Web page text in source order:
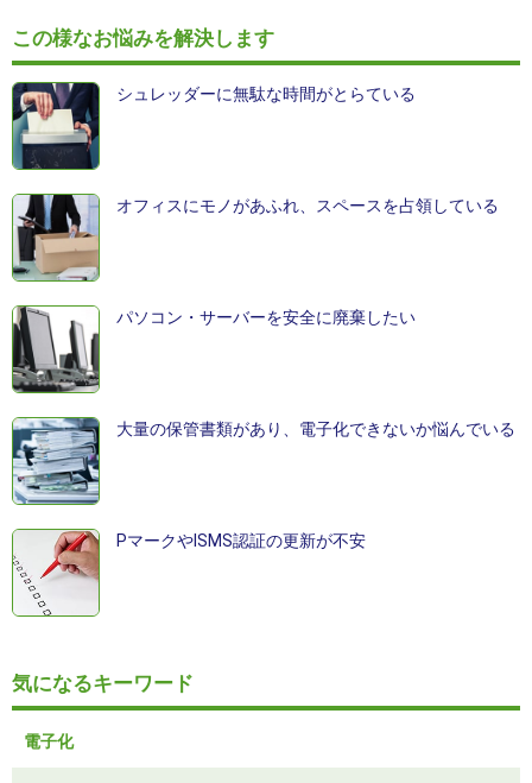
この様なお悩みを解決します
シュレッダーに無駄な時間がとらている
オフィスにモノがあふれ、スペースを占領している
パソコン・サーバーを安全に廃棄したい
大量の保管書類があり、電子化できないか悩んでいる
PマークやISMS認証の更新が不安
気になるキーワード
電子化